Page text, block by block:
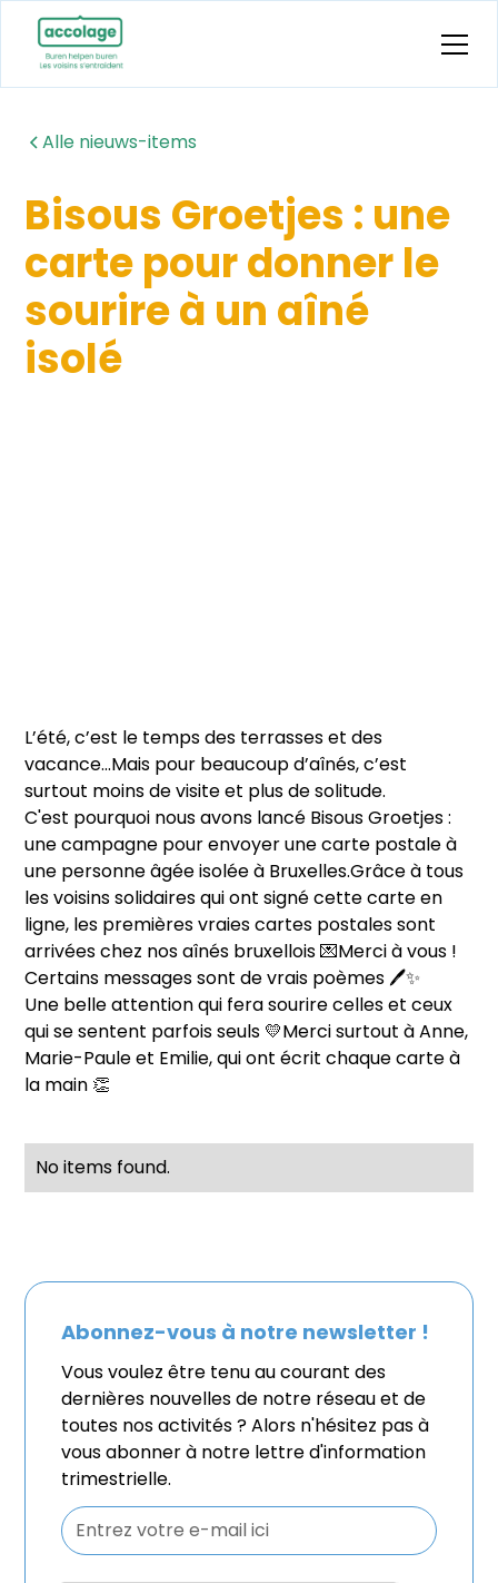
Alle nieuws-items
Bisous Groetjes : une
carte pour donner le
sourire à un aîné
isolé
L’été, c’est le temps des terrasses et des
vacance...Mais pour beaucoup d’aînés, c’est
surtout moins de visite et plus de solitude.
C'est pourquoi nous avons lancé Bisous Groetjes :
une campagne pour envoyer une carte postale à
une personne âgée isolée à Bruxelles.Grâce à tous
les voisins solidaires qui ont signé cette carte en
ligne, les premières vraies cartes postales sont
arrivées chez nos aînés bruxellois 💌Merci à vous !
Certains messages sont de vrais poèmes 🖊️✨
Une belle attention qui fera sourire celles et ceux
qui se sentent parfois seuls 💛Merci surtout à Anne,
Marie-Paule et Emilie, qui ont écrit chaque carte à
la main 👏
No items found.
Abonnez-vous à notre newsletter !
Vous voulez être tenu au courant des
dernières nouvelles de notre réseau et de
toutes nos activités ? Alors n'hésitez pas à
vous abonner à notre lettre d'information
trimestrielle.